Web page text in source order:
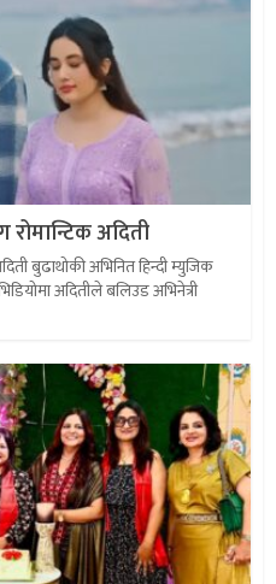
रोमान्टिक अदिती
बुढाथोकी अभिनित हिन्दी म्युजिक
अदितीले बलिउड अभिनेत्री